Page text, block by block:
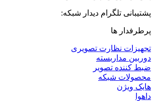
پشتیبانی تلگرام دیدار شبکه:
پرطرفدار ها
تجهیزات نظارت تصویری
دوربین مداربسته
ضبط کننده تصویر
محصولات شبکه
هایک ویژن
داهوا